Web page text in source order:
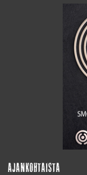
AJANKOHTAISTA